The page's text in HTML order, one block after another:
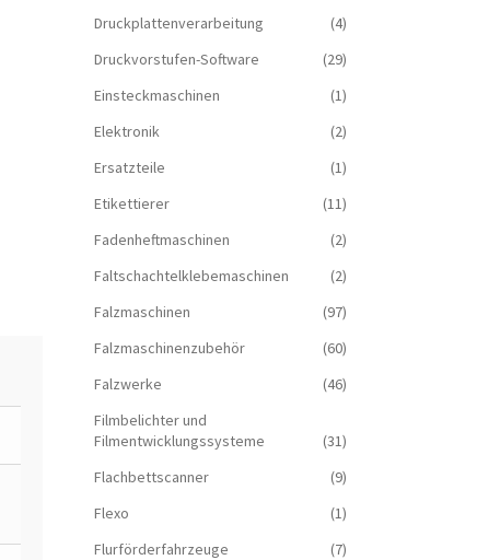
Druckplattenverarbeitung
(4)
Druckvorstufen-Software
(29)
Einsteckmaschinen
(1)
Elektronik
(2)
Ersatzteile
(1)
Etikettierer
(11)
Fadenheftmaschinen
(2)
Faltschachtelklebemaschinen
(2)
Falzmaschinen
(97)
Falzmaschinenzubehör
(60)
Falzwerke
(46)
Filmbelichter und
Filmentwicklungssysteme
(31)
Flachbettscanner
(9)
Flexo
(1)
Flurförderfahrzeuge
(7)